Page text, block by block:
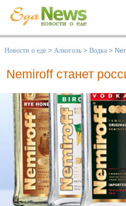
Новости о еде > Алкоголь > Водка >
Nemiroff станет